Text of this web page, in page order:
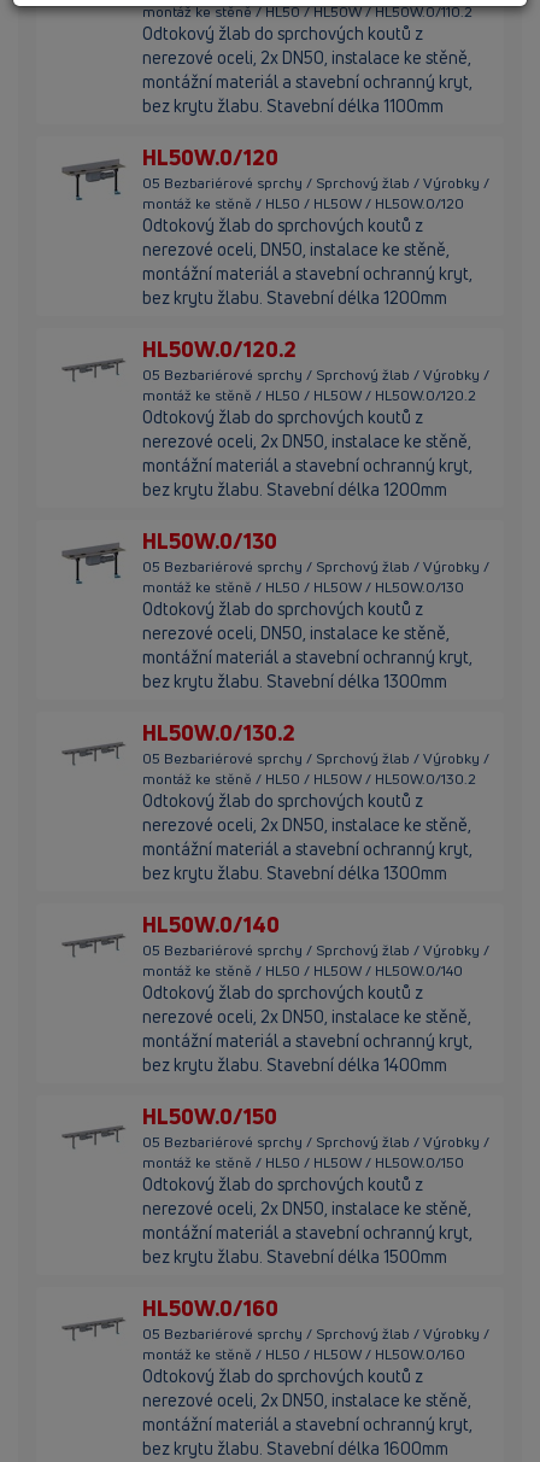
montáž ke stěně / HL50 / HL50W / HL50W.0/110.2
Odtokový žlab do sprchových koutů z
nerezové oceli, 2x DN50, instalace ke stěně,
montážní materiál a stavební ochranný kryt,
bez krytu žlabu. Stavební délka 1100mm
HL50W.0/120
05 Bezbariérové sprchy / Sprchový žlab / Výrobky /
montáž ke stěně / HL50 / HL50W / HL50W.0/120
Odtokový žlab do sprchových koutů z
nerezové oceli, DN50, instalace ke stěně,
montážní materiál a stavební ochranný kryt,
bez krytu žlabu. Stavební délka 1200mm
HL50W.0/120.2
05 Bezbariérové sprchy / Sprchový žlab / Výrobky /
montáž ke stěně / HL50 / HL50W / HL50W.0/120.2
Odtokový žlab do sprchových koutů z
nerezové oceli, 2x DN50, instalace ke stěně,
montážní materiál a stavební ochranný kryt,
bez krytu žlabu. Stavební délka 1200mm
HL50W.0/130
05 Bezbariérové sprchy / Sprchový žlab / Výrobky /
montáž ke stěně / HL50 / HL50W / HL50W.0/130
Odtokový žlab do sprchových koutů z
nerezové oceli, DN50, instalace ke stěně,
montážní materiál a stavební ochranný kryt,
bez krytu žlabu. Stavební délka 1300mm
HL50W.0/130.2
05 Bezbariérové sprchy / Sprchový žlab / Výrobky /
montáž ke stěně / HL50 / HL50W / HL50W.0/130.2
Odtokový žlab do sprchových koutů z
nerezové oceli, 2x DN50, instalace ke stěně,
montážní materiál a stavební ochranný kryt,
bez krytu žlabu. Stavební délka 1300mm
HL50W.0/140
05 Bezbariérové sprchy / Sprchový žlab / Výrobky /
montáž ke stěně / HL50 / HL50W / HL50W.0/140
Odtokový žlab do sprchových koutů z
nerezové oceli, 2x DN50, instalace ke stěně,
montážní materiál a stavební ochranný kryt,
bez krytu žlabu. Stavební délka 1400mm
HL50W.0/150
05 Bezbariérové sprchy / Sprchový žlab / Výrobky /
montáž ke stěně / HL50 / HL50W / HL50W.0/150
Odtokový žlab do sprchových koutů z
nerezové oceli, 2x DN50, instalace ke stěně,
montážní materiál a stavební ochranný kryt,
bez krytu žlabu. Stavební délka 1500mm
HL50W.0/160
05 Bezbariérové sprchy / Sprchový žlab / Výrobky /
montáž ke stěně / HL50 / HL50W / HL50W.0/160
Odtokový žlab do sprchových koutů z
nerezové oceli, 2x DN50, instalace ke stěně,
montážní materiál a stavební ochranný kryt,
bez krytu žlabu. Stavební délka 1600mm